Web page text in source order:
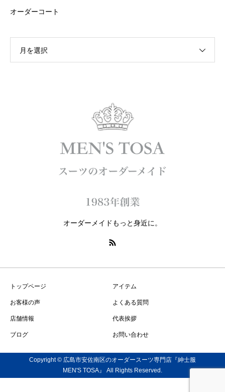
オーダーコート
月を選択
オーダーメイドもっと身近に。
トップページ アイテム
お客様の声 よくある質問
店舗情報 代表挨拶
ブログ お問い合わせ
Copyright © 広島市安佐南区のオーダースーツ専門店『紳士服
MEN'S TOSA』 All Rights Reserved.